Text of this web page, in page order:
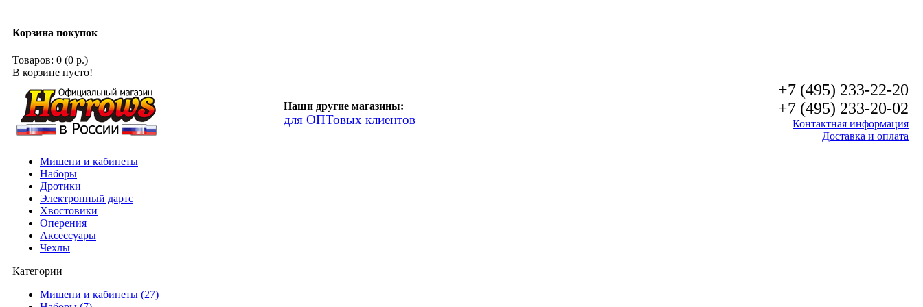
Корзина покупок
Товаров: 0 (0 р.)
В корзине пусто!
Наши другие магазины:
для ОПТовых клиентов
+7 (495) 233-22-20
+7 (495) 233-20-02
Контактная информация
Доставка и оплата
Мишени и кабинеты
Наборы
Дротики
Электронный дартс
Хвостовики
Оперения
Аксессуары
Чехлы
Категории
Мишени и кабинеты (27)